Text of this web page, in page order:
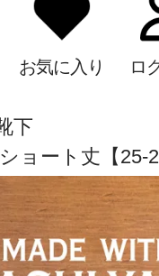
お気に入り ロ
下
ョート丈【25-